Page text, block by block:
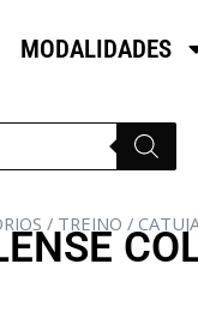
MODALIDADES
/ TREINO /